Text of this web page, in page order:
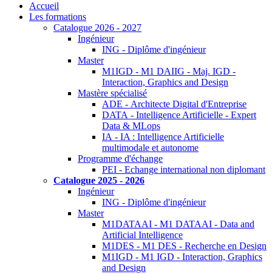
Accueil
Les formations
Catalogue 2026 - 2027
Ingénieur
ING - Diplôme d'ingénieur
Master
M1IGD - M1 DAIIG - Maj. IGD -
Interaction, Graphics and Design
Mastère spécialisé
ADE - Architecte Digital d'Entreprise
DATA - Intelligence Artificielle - Expert
Data & MLops
IA - IA : Intelligence Artificielle
multimodale et autonome
Programme d'échange
PEI - Echange international non diplomant
Catalogue 2025 - 2026
Ingénieur
ING - Diplôme d'ingénieur
Master
M1DATAAI - M1 DATAAI - Data and
Artificial Intelligence
M1DES - M1 DES - Recherche en Design
M1IGD - M1 IGD - Interaction, Graphics
and Design